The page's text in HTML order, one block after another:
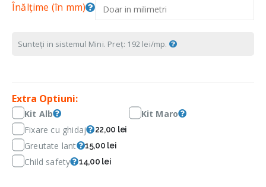
Înălțime (în mm)
Sunteți in sistemul Mini. Preț: 192 lei/mp.
Extra Optiuni:
Kit Alb
Kit Maro
Fixare cu ghidaj
22,00 lei
Greutate lant 15,00 lei
Child safety 14,00 lei